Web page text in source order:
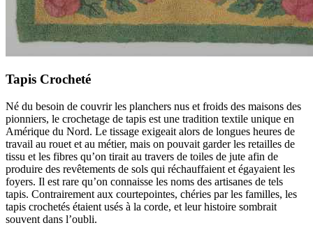
Tapis Crocheté
Né du besoin de couvrir les planchers nus et froids des maisons des
pionniers, le crochetage de tapis est une tradition textile unique en
Amérique du Nord. Le tissage exigeait alors de longues heures de
travail au rouet et au métier, mais on pouvait garder les retailles de
tissu et les fibres qu’on tirait au travers de toiles de jute afin de
produire des revêtements de sols qui réchauffaient et égayaient les
foyers. Il est rare qu’on connaisse les noms des artisanes de tels
tapis. Contrairement aux courtepointes, chéries par les familles, les
tapis crochetés étaient usés à la corde, et leur histoire sombrait
souvent dans l’oubli.